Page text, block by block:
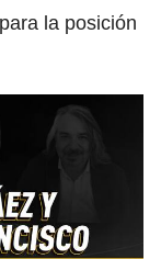
la posición